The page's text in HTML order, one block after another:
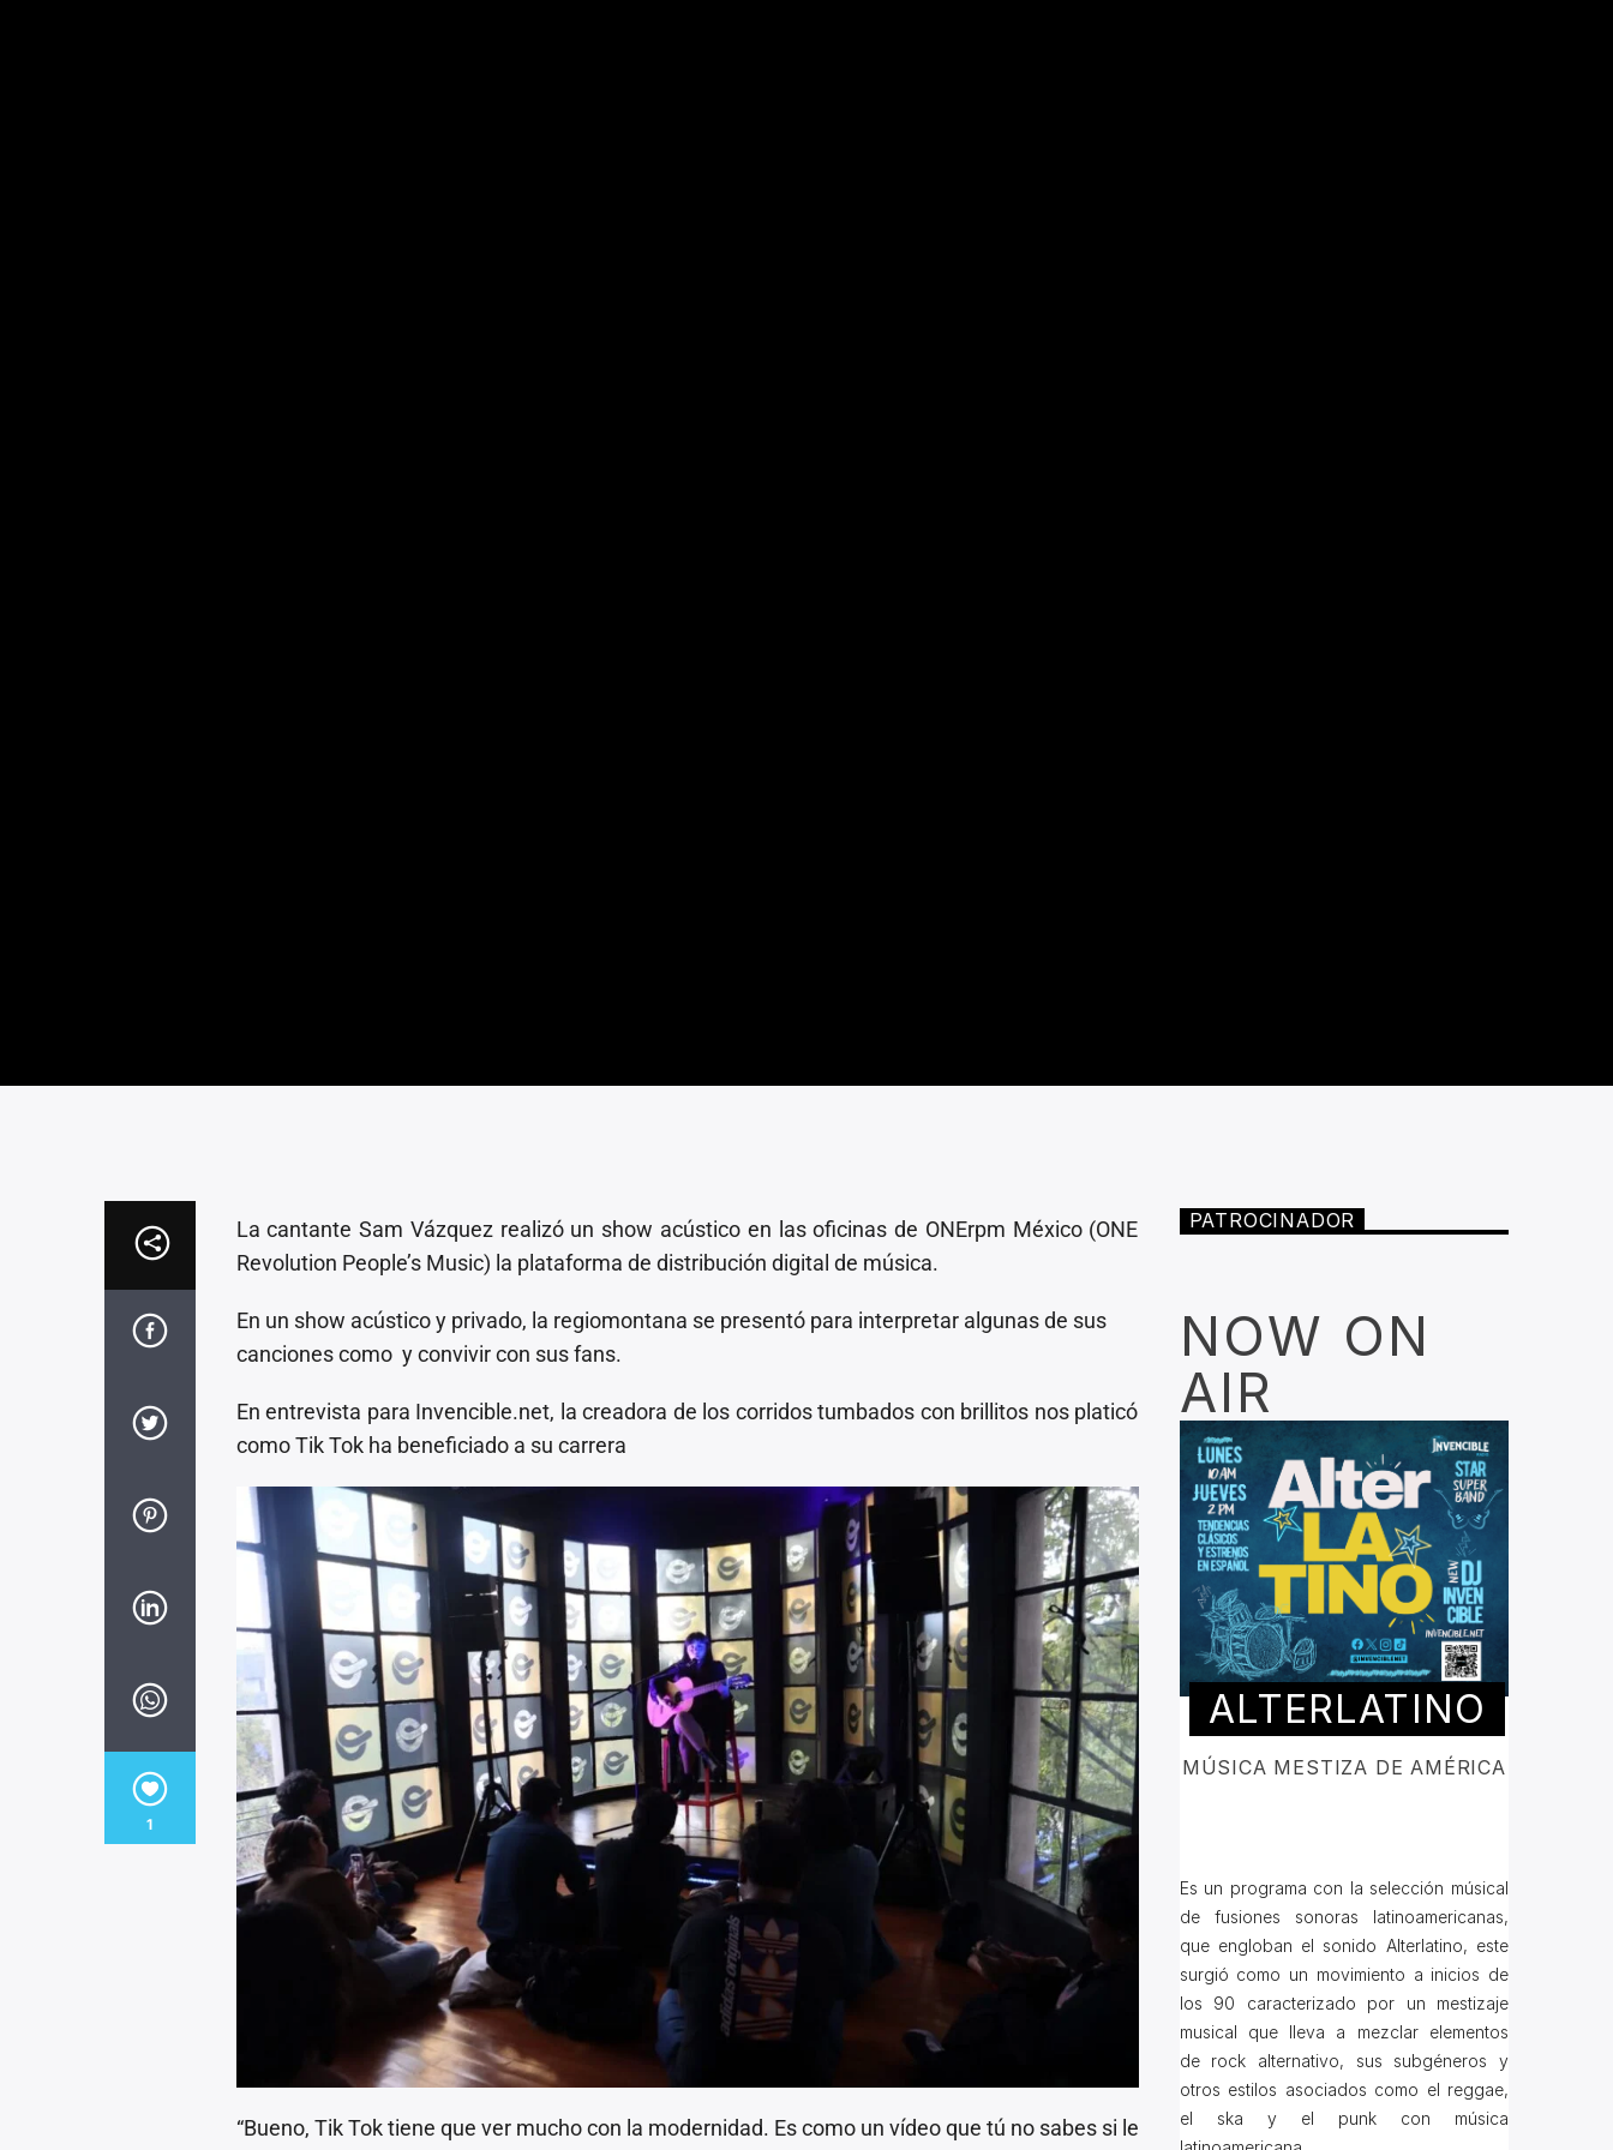
1
La cantante Sam Vázquez realizó un show acústico en las oficinas de ONErpm México (ONE
Revolution People’s Music) la plataforma de distribución digital de música.
En un show acústico y privado, la regiomontana se presentó para interpretar algunas de sus
canciones como y convivir con sus fans.
En entrevista para Invencible.net, la creadora de los corridos tumbados con brillitos nos platicó
como Tik Tok ha beneficiado a su carrera
“Bueno, Tik Tok tiene que ver mucho con la modernidad. Es como un vídeo que tú no sabes si le
PATROCINADOR
NOW ON
AIR
ALTERLATINO
MÚSICA MESTIZA DE AMÉRICA
Es un programa con la selección músical
de fusiones sonoras latinoamericanas,
que engloban el sonido Alterlatino, este
surgió como un movimiento a inicios de
los 90 caracterizado por un mestizaje
musical que lleva a mezclar elementos
de rock alternativo, sus subgéneros y
otros estilos asociados como el reggae,
el ska y el punk con música